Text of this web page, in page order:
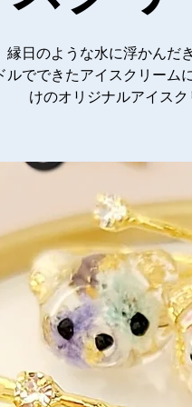
縁日のような水に浮かんだ
ルでできたアイスクリーム
けのオリジナルアイス